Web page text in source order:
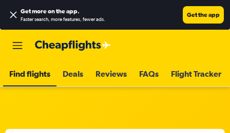
Get more on the app.
Faster search, more features, fewer ads.
Get the app
Find flights Deals Reviews FAQs Flight Tracker